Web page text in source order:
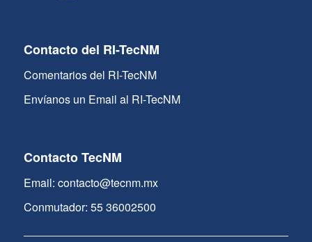
Contacto del RI-TecNM
Comentarios del RI-TecNM
Envíanos un Email al RI-TecNM
Contacto TecNM
Email: contacto@tecnm.mx
Conmutador: 55 36002500